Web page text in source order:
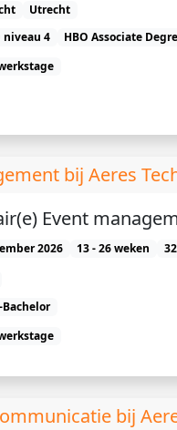
Utrecht
niveau 4
HBO Associate
bij Aeres
Event
2026 13 - 26 weken
Bachelor
bij